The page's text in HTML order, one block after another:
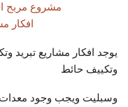
مشروع مربح
افكار
يوجد افكار مشاريع تبريد
وتكييف حائط
وسبليت ويجب وجود معدات